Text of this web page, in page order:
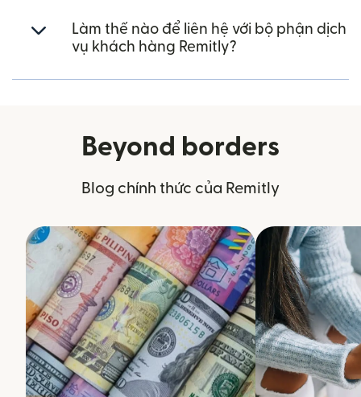
Làm thế nào để liên hệ với bộ phận dịch
vụ khách hàng Remitly?
Beyond borders
Blog chính thức của Remitly